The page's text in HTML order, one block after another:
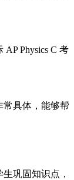
Physics C 考
常具体，能够帮
巩固知识点，